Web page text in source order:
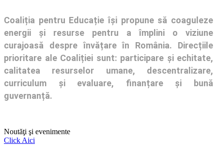
Coaliția pentru Educație își propune să coaguleze
energii și resurse pentru a împlini o viziune
curajoasă despre învățare în România. Direcțiile
prioritare ale Coaliției sunt: participare și echitate,
calitatea resurselor umane, descentralizare,
curriculum și evaluare, finanțare și bună
guvernanță.
Noutăţi şi evenimente
Click Aici